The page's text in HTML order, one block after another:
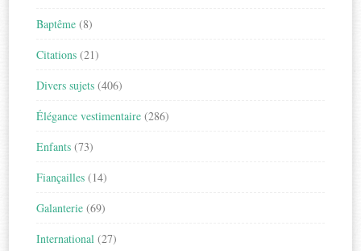
Baptême (8)
Citations (21)
Divers sujets (406)
Élégance vestimentaire (286)
Enfants (73)
Fiançailles (14)
Galanterie (69)
International (27)